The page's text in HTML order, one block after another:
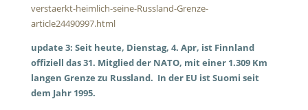
verstaerkt-heimlich-seine-Russland-Grenze-
article24490997.html
update 3: Seit heute, Dienstag, 4. Apr, ist Finnland
offiziell das 31. Mitglied der NATO, mit einer 1.309 Km
langen Grenze zu Russland. In der EU ist Suomi seit
dem Jahr 1995.